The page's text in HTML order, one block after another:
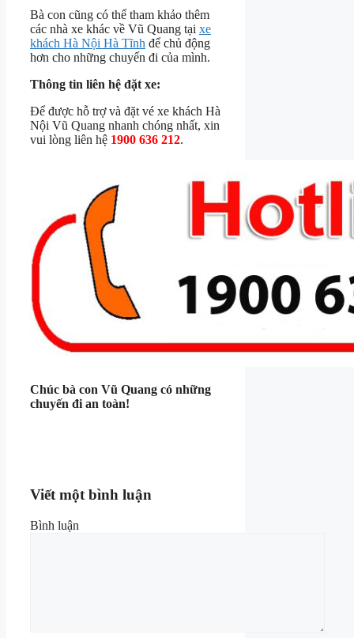
Bà con cũng có thể tham khảo thêm
các nhà xe khác về Vũ Quang tại xe
khách Hà Nội Hà Tĩnh để chủ động
hơn cho những chuyến đi của mình.
Thông tin liên hệ đặt xe:
Để được hỗ trợ và đặt vé xe khách Hà
Nội Vũ Quang nhanh chóng nhất, xin
vui lòng liên hệ 1900 636 212.
Chúc bà con Vũ Quang có những
chuyến đi an toàn!
Viết một bình luận
Bình luận